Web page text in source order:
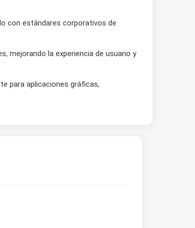
con estándares corporativos de
mejorando la experiencia de usuario y
para aplicaciones gráficas,